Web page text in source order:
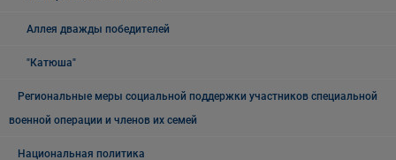
Аллея дважды победителей
"Катюша"
Региональные меры социальной поддержки участников специальной
военной операции и членов их семей
Национальная политика